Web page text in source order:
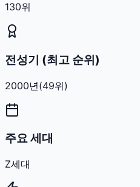
130위
전성기 (최고 순위)
2000년(49위)
주요 세대
Z세대